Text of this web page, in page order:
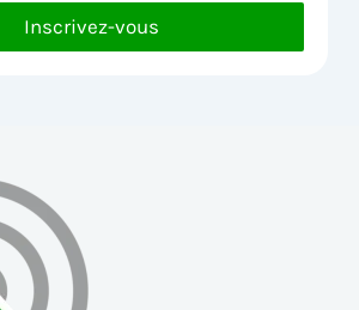
Inscrivez-vous